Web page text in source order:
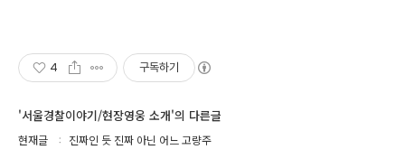
4 구독하기
'서울경찰이야기/현장영웅 소개'의 다른글
현재글 진짜인 듯 진짜 아닌 어느 고량주